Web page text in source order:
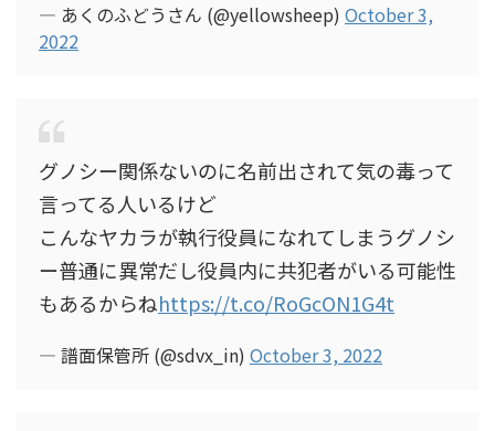
— あくのふどうさん (@yellowsheep) October 3,
2022
グノシー関係ないのに名前出されて気の毒って
言ってる人いるけど
こんなヤカラが執行役員になれてしまうグノシ
ー普通に異常だし役員内に共犯者がいる可能性
もあるからねhttps://t.co/RoGcON1G4t
— 譜面保管所 (@sdvx_in) October 3, 2022